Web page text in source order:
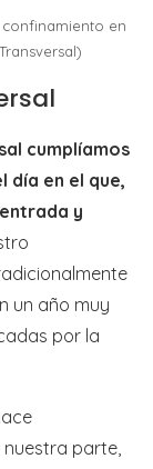
en
cumplíamos
día en el que,
y
un año muy
por la
parte,